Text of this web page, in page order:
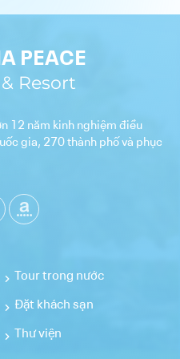
CHÍNH SÁCH
PEACE
Resort
12 năm kinh nghiệm điều
gia, 270 thành phố và phục
Tour trong nước
Đặt khách sạn
Thư viện